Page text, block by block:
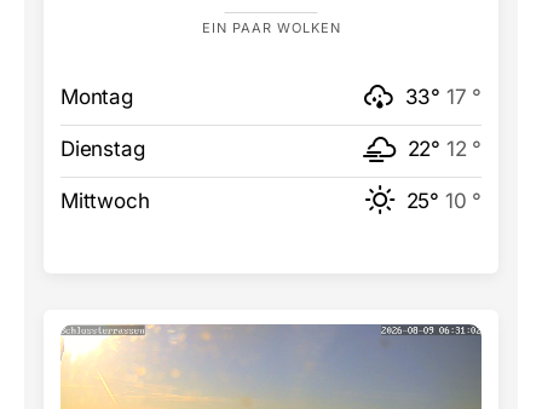
EIN PAAR WOLKEN
Montag 33° 17 °
Dienstag 22° 12 °
Mittwoch 25° 10 °